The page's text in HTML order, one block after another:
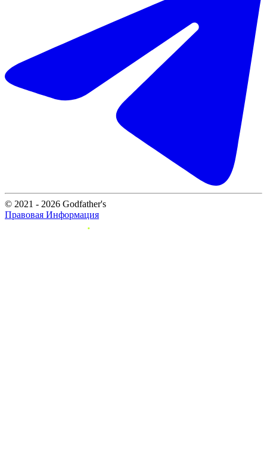
© 2021 - 2026 Godfather's
Правовая Информация